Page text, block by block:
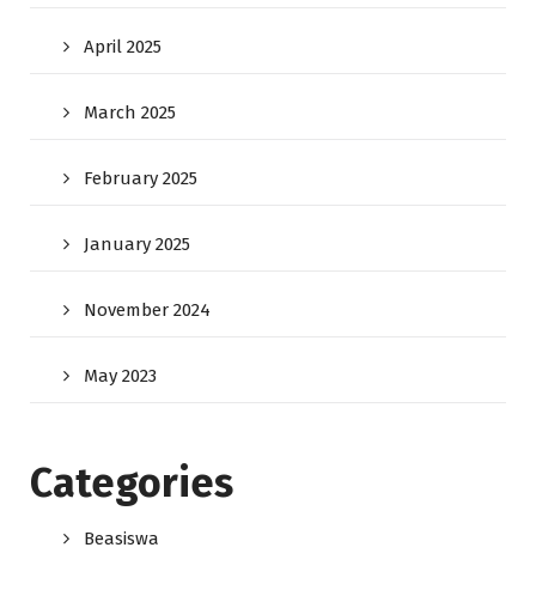
April 2025
March 2025
February 2025
January 2025
November 2024
May 2023
Categories
Beasiswa